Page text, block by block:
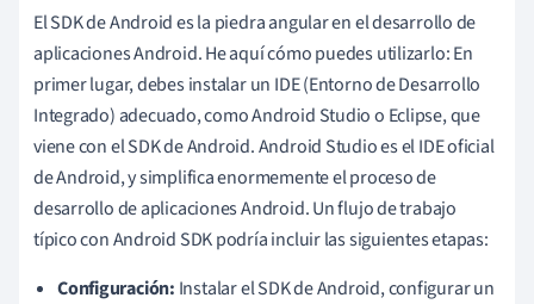
El SDK de Android es la piedra angular en el desarrollo de
aplicaciones Android. He aquí cómo puedes utilizarlo: En
primer lugar, debes instalar un IDE (Entorno de Desarrollo
Integrado) adecuado, como Android Studio o Eclipse, que
viene con el SDK de Android. Android Studio es el IDE oficial
de Android, y simplifica enormemente el proceso de
desarrollo de aplicaciones Android. Un flujo de trabajo
típico con Android SDK podría incluir las siguientes etapas:
Configuración: Instalar el SDK de Android, configurar un